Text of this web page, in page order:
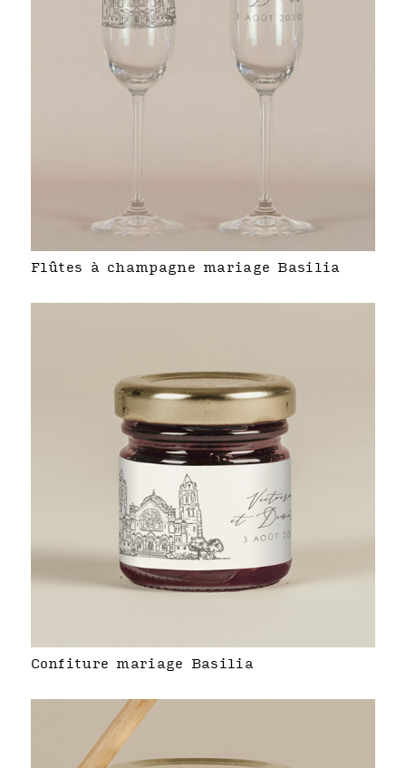
Flûtes à champagne mariage Basilia
Confiture mariage Basilia